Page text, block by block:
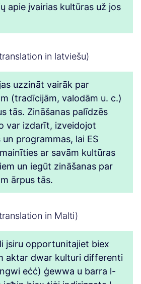
apie įvairias kultūras už jos
in latviešu)
uzzināt vairāk par
(tradīcijām, valodām u. c.)
tās. Zināšanas palīdzēs
var izdarīt, izveidojot
programmas, lai ES
ar savām kultūras
un iegūt zināšanas par
ārpus tās.
in Malti)
jsiru opportunitajiet biex
aktar dwar kulturi differenti
eċċ) ġewwa u barra l-